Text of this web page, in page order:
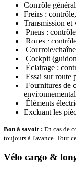
Contrôle
Freins :
Transmission et
Pneus :
Roues :
Courroie/
Cockpit
Éclairage :
Essai sur route
Fournitures de
Éléments
Excluant les
Bon à savoir : En cas de
toujours à l'avance. Tout
Vélo cargo &